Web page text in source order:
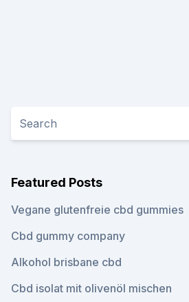
Featured Posts
Vegane glutenfreie cbd gummies
Cbd gummy company
Alkohol brisbane cbd
Cbd isolat mit olivenöl mischen